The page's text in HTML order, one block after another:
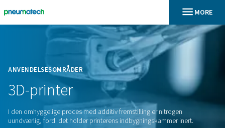
Home
ANVENDELSESOMRÅDER
3D-printer